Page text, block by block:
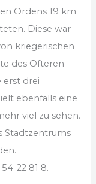
Ordens 19 km
Diese war
kriegerischen
des Öfteren
erst drei
ebenfalls eine
viel zu sehen.
Stadtzentrums
22 81 8.